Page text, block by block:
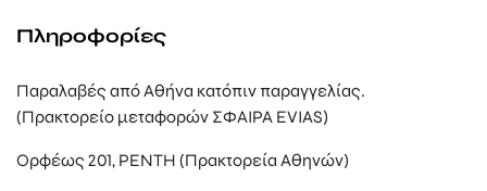
Πληροφορίες
Παραλαβές από Αθήνα κατόπιν παραγγελίας.
(Πρακτορείο μεταφορών ΣΦΑΙΡΑ EVIAS)
Ορφέως 201, ΡΕΝΤΗ (Πρακτορεία Αθηνών)